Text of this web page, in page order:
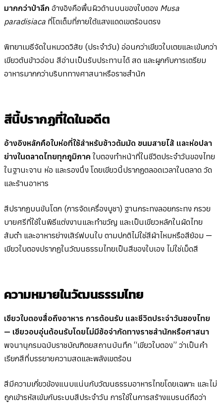
มากกว่าป่าลึก อ้างอิงคือพื้นผิวด้านบนของใบตอง Musa
paradisiaca ที่โตเต็มที่ภายใต้แสงแดดเขตร้อนตรง
พิทยาเมธีจัดในหมวดวิสัย (ประจำวัน) อ่อนกว่าเขียวใบเตยและเข้มกว่า
เขียวต้นข้าวอ่อน สีอ่านเป็นรับประทานได้ สด และผูกกับการเตรียม
อาหารมากกว่าบริบททางศาสนาหรือราชสำนัก
สีนี้ปรากฏที่ใดในอดีต
อ้างอิงหลักคือใบห่อที่ใช้สำหรับข้าวต้มมัด ขนมสายไส้ และห่อปลา
ย่างในตลาดไทยทุกภูมิภาค ใบตองทำหน้าที่ในชีวิตประจำวันของไทย
ในฐานะจาน ห่อ และรองนึ่ง โดยเขียวนี้ปรากฏตลอดเวลาในตลาด วัด
และร้านอาหาร
สีปรากฏบนขันโตก (การจัดเครื่องบูชา) ฐานกระทงลอยกระทง กรวย
บายศรีที่ใช้ในพิธีแต่งงานและทำขวัญ และเป็นเขียวหลักในผัดไทย
ส้มตำ และอาหารย่างเสิร์ฟบนใบ ตามปกติไม่ใช่สีผ้าไหมหรือสีย้อม —
เขียวใบตองปรากฏในวัฒนธรรมไทยเป็นสีของใบเอง ไม่ใช่เม็ดสี
ความหมายในวัฒนธรรมไทย
เขียวใบตองสื่อถึงอาหาร การต้อนรับ และชีวิตประจำวันของไทย
— เขียวอบอุ่นต้อนรับโดยไม่มีข้อจำกัดทางราชสำนักหรือศาสนา
พจนานุกรมฉบับราชบัณฑิตยสถานบันทึก “เขียวใบตอง” ว่าเป็นคำ
เรียกสีที่บรรยายความสดและพลังเขตร้อน
สีมีความเกี่ยวข้องแนบแน่นกับวัฒนธรรมอาหารไทยโดยเฉพาะ และไม่
ถูกเข้ารหัสเข้มกับระบบสีประจำวัน การใช้ในการสร้างแบรนด์ถือว่า